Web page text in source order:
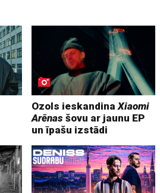
Ozols ieskandinaXiaomi
Arēnas šovu ar jaunu EP
un īpašu izstādi